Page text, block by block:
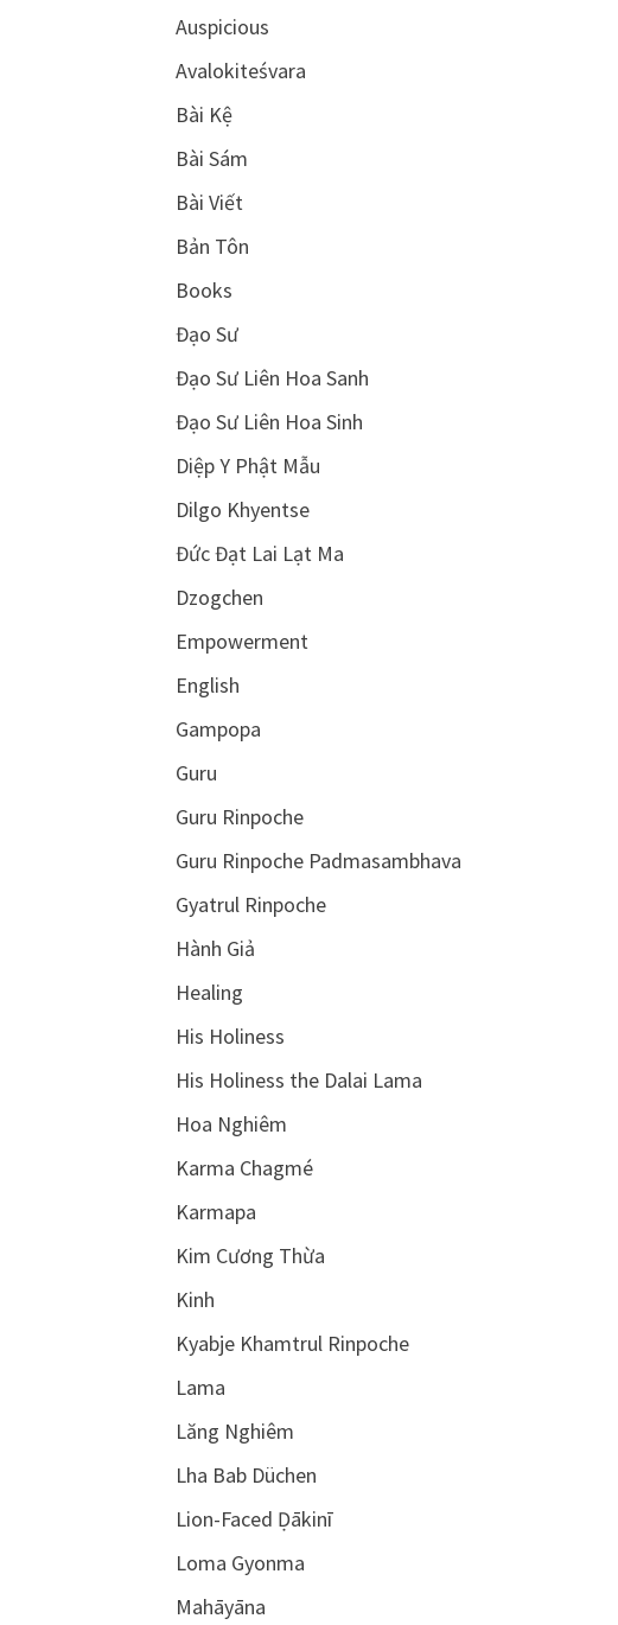
Auspicious
Avalokiteśvara
Bài Kệ
Bài Sám
Bài Viết
Bản Tôn
Books
Đạo Sư
Đạo Sư Liên Hoa Sanh
Đạo Sư Liên Hoa Sinh
Diệp Y Phật Mẫu
Dilgo Khyentse
Đức Đạt Lai Lạt Ma
Dzogchen
Empowerment
English
Gampopa
Guru
Guru Rinpoche
Guru Rinpoche Padmasambhava
Gyatrul Rinpoche
Hành Giả
Healing
His Holiness
His Holiness the Dalai Lama
Hoa Nghiêm
Karma Chagmé
Karmapa
Kim Cương Thừa
Kinh
Kyabje Khamtrul Rinpoche
Lama
Lăng Nghiêm
Lha Bab Düchen
Lion-Faced Ḍākinī
Loma Gyonma
Mahāyāna